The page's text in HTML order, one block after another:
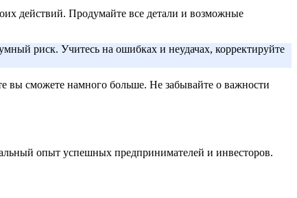
действий. Продумайте все детали и возможные
риск. Учитесь на ошибках и неудачах, корректируйте
вы сможете намного больше. Не забывайте о важности
опыт успешных предпринимателей и инвесторов.